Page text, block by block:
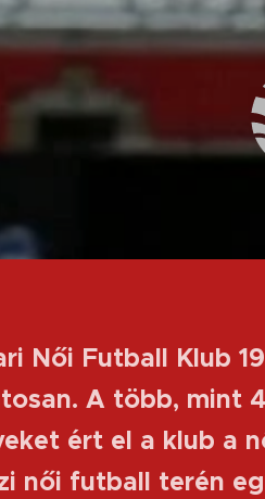
Női Futball Klub
A több, mint
ért el a klub a
női futball terén